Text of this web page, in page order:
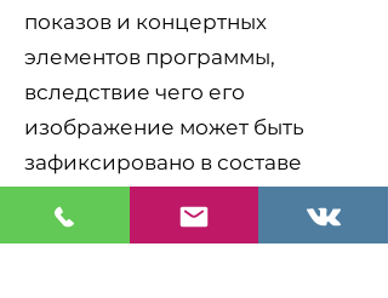
показов и концертных
элементов программы,
вследствие чего его
изображение может быть
зафиксировано в составе
плана, атмосферной съёмки,